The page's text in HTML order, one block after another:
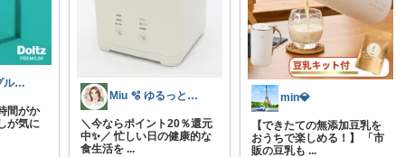
かずのシンプル生活｜一生モノに出会う場所
間がか
が気に
Miu 🫧 ゆるっと自分磨き。
＼今ならポイント20％還元
中✨／ 忙しい日の健康的な
食生活を ...
min💎
【できたての無添加豆乳を
おうちで楽しめる！】 「市
販の豆乳も ...